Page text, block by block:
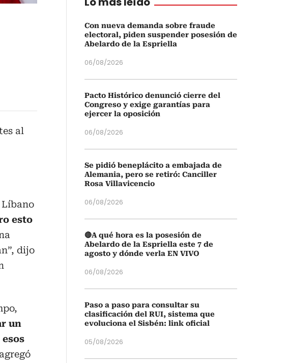
al
Líbano
esto
dijo
un
Con nueva demanda sobre fraude
electoral, piden suspender posesión de
Abelardo de la Espriella
06/08/2026
Pacto Histórico denunció cierre del
Congreso y exige garantías para
ejercer la oposición
06/08/2026
Se pidió beneplácito a embajada de
Alemania, pero se retiró: Canciller
Rosa Villavicencio
06/08/2026
🔴A qué hora es la posesión de
Abelardo de la Espriella este 7 de
agosto y dónde verla EN VIVO
06/08/2026
Paso a paso para consultar su
clasificación del RUI, sistema que
evoluciona el Sisbén: link oficial
05/08/2026